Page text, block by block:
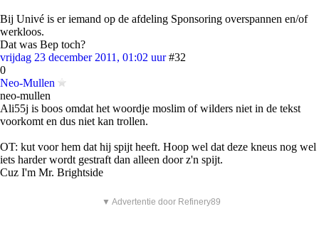
Bij Univé is er iemand op de afdeling Sponsoring overspannen en/of
werkloos.
Dat was Bep toch?
vrijdag 23 december 2011, 01:02 uur #32
0
Neo-Mullen
neo-mullen
Ali55j is boos omdat het woordje moslim of wilders niet in de tekst
voorkomt en dus niet kan trollen.
OT: kut voor hem dat hij spijt heeft. Hoop wel dat deze kneus nog wel
iets harder wordt gestraft dan alleen door z'n spijt.
Cuz I'm Mr. Brightside
▼ Advertentie door Refinery89